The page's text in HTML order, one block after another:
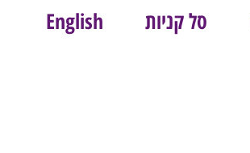
סל קניות English